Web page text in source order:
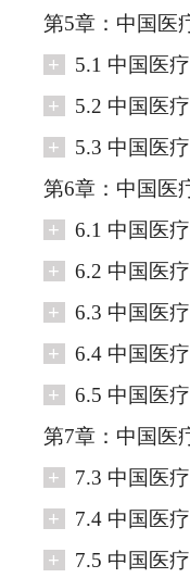
第5章：中国医
+
5.1 中国医
+
5.2 中国医
+
5.3 中国医
第6章：中国医
+
6.1 中国医
+
6.2 中国医
+
6.3 中国医
+
6.4 中国医
+
6.5 中国医
第7章：中国医
+
7.3 中国医
+
7.4 中国医
+
7.5 中国医